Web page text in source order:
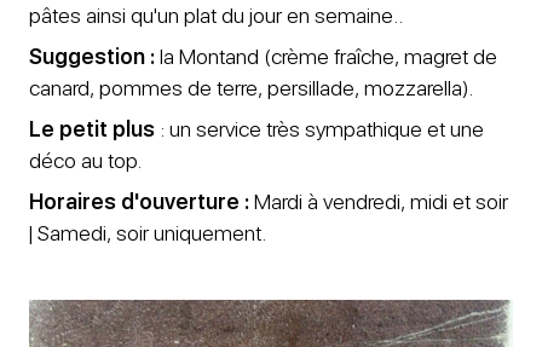
pâtes ainsi qu'un plat du jour en semaine..
Suggestion :la Montand (crème fraîche, magret de
canard, pommes de terre, persillade, mozzarella).
Le petit plus : un service très sympathique et une
déco au top.
Horaires d'ouverture :Mardi à vendredi, midi et soir
| Samedi, soir uniquement.